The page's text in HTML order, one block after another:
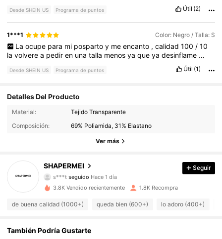
Desde SHEIN US Programa de puntos Útil (2)
1***1 Color: Negro / Talla: S
La ocupe para mi posparto y me encanto , calidad 100 / 10
lavolverea pediren unatalla menosyaqueyadesinflame …
Desde SHEIN US Programa de puntos Útil (1)
Detalles Del Producto
Material:
Tejido Transparente
Composición:
69% Poliamida, 31% Elastano
Ver más
SHAPERMEI
2.1K Seguidores
s***tseguido
4.86
2.1K Seguidores
Seguir
3.8K Vendido recientemente 1.8K Recompra
de buena calidad (1000+) queda bien (600+) lo adoro (400+)
También Podría Gustarte